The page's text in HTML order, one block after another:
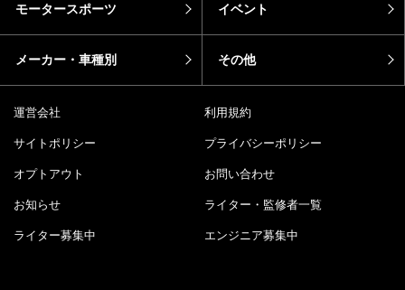
モータースポーツ イベント
メーカー・車種別 その他
運営会社 利用規約
サイトポリシー プライバシーポリシー
オプトアウト お問い合わせ
お知らせ ライター・監修者一覧
ライター募集中 エンジニア募集中